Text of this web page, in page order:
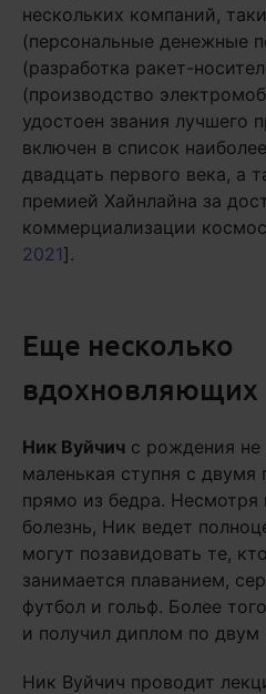
нескольких компаний,
(персональные денежные
(разработка ракет-
(производство
удостоен звания лучшего
включен в список
двадцать первого века, а
премией Хайнлайна за
коммерциализации
2021].
Еще несколько
вдохновляющих
Ник Вуйчич с рождения не
маленькая ступня с двумя
прямо из бедра.
болезнь, Ник ведет
могут позавидовать те,
занимается плаванием,
футбол и гольф. Более
и получил диплом по двум
Ник Вуйчич проводит